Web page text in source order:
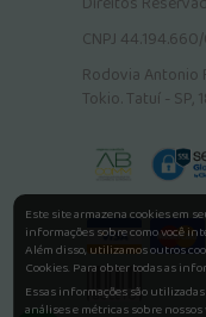
CNPJ
Rodovia Antonio
Tokio. Tatuí - SP,
Este site armazena cookies em
informações sobre como você
Além disso, utilizamos outros
Cookies. Para obter todas as
Essas informações são
análises e métricas sobre